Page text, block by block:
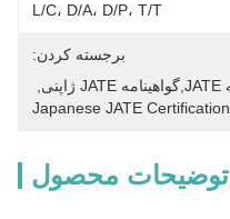
L/C، D/A، D/P، T/T
برجسته کردن:
Japanese JATE Certification
توضیحات محصول